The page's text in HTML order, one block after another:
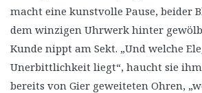
macht eine kunstvolle Pause, beider
dem winzigen Uhrwerk hinter
Kunde nippt am Sekt. „Und welche
Unerbittlichkeit liegt“, haucht sie
bereits von Gier geweiteten Ohren,